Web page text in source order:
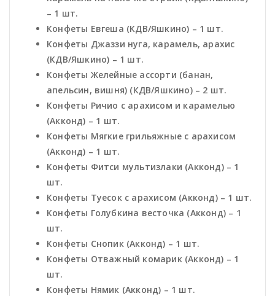
– 1 шт.
Конфеты Евгеша (КДВ/Яшкино) – 1 шт.
Конфеты Джаззи нуга, карамель, арахис
(КДВ/Яшкино) – 1 шт.
Конфеты Желейные ассорти (банан,
апельсин, вишня) (КДВ/Яшкино) – 2 шт.
Конфеты Ричио с арахисом и карамелью
(Акконд) – 1 шт.
Конфеты Мягкие грильяжные с арахисом
(Акконд) – 1 шт.
Конфеты Фитси мультизлаки (Акконд) – 1
шт.
Конфеты Туесок с арахисом (Акконд) – 1 шт.
Конфеты Голубкина весточка (Акконд) – 1
шт.
Конфеты Снопик (Акконд) – 1 шт.
Конфеты Отважный комарик (Акконд) – 1
шт.
Конфеты Нямик (Акконд) – 1 шт.